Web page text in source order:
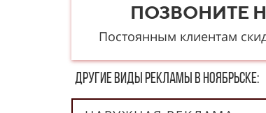
ПОЗВОНИТЕ
Постоянным клиентам
Другие в​​​​иды рекламы в Ноябрьске: